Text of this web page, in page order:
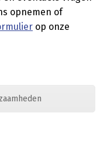
opnemen of
op onze